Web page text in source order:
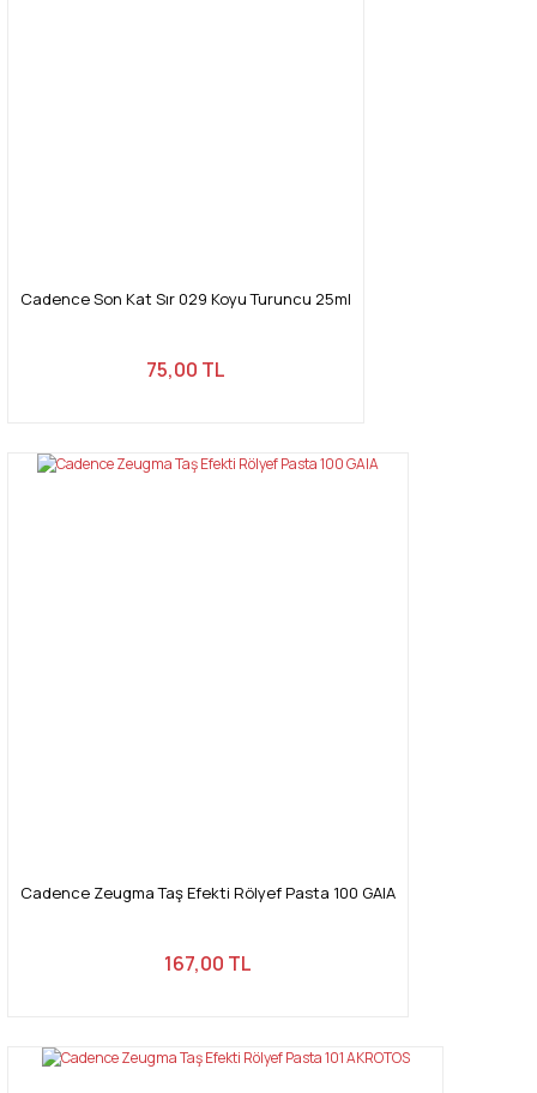
Gönder
Cadence Son Kat Sır 029 Koyu Turuncu 25ml
75,00 TL
Cadence Zeugma Taş Efekti Rölyef Pasta 100 GAIA
167,00 TL